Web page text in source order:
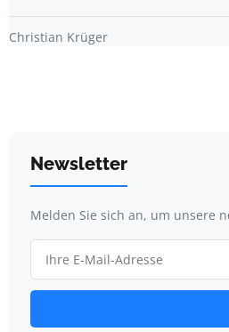
Christian Krüger
Newsletter
Melden Sie sich an, um unsere